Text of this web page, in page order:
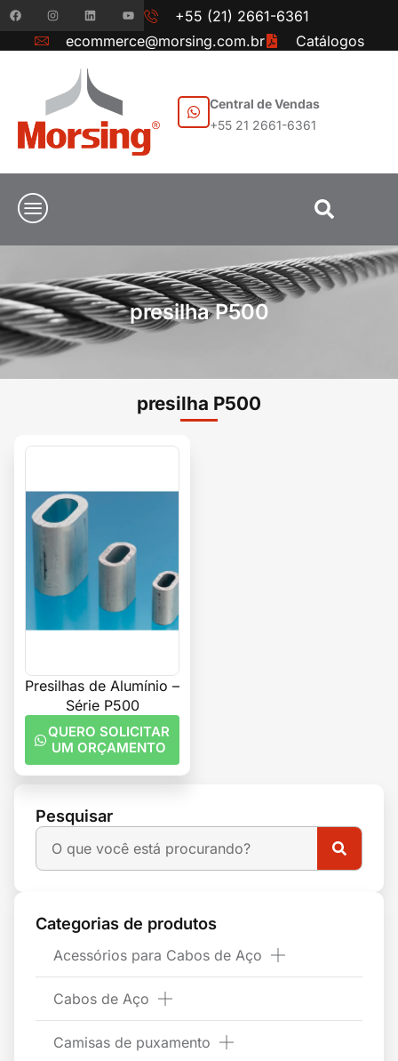
+55 (21) 2661-6361
ecommerce@morsing.com.br
Catálogos
Central de Vendas
+55 21 2661-6361
presilha P500
Pesquisar
Categorias de produtos
Acessórios para Cabos de Aço
Cabos de Aço
Camisas de puxamento
presilha P500
Presilhas de Alumínio –
Série P500
QUERO SOLICITAR
UM ORÇAMENTO